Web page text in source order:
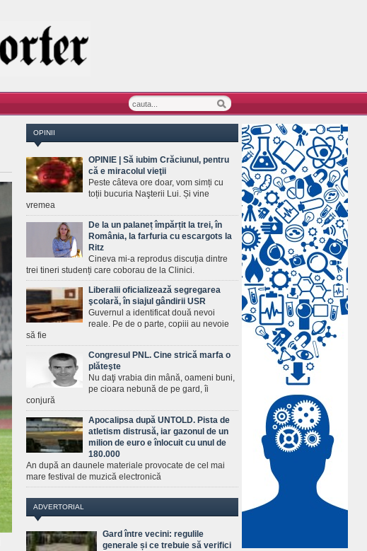
OPINII
OPINIE | Să iubim Crăciunul, pentru
că e miracolul vieţii
Peste câteva ore doar, vom simți cu
toții bucuria Naşterii Lui. Și vine
vremea
De la un palaneț împărțit la trei, în
România, la farfuria cu escargots la
Ritz
Cineva mi-a reprodus discuția dintre
trei tineri studenți care coborau de la Clinici.
Liberalii oficializează segregarea
şcolară, în siajul gândirii USR
Guvernul a identificat două nevoi
reale. Pe de o parte, copiii au nevoie
să fie
Congresul PNL. Cine strică marfa o
plăteşte
Nu daţi vrabia din mână, oameni buni,
pe cioara nebună de pe gard, îi
conjură
Apocalipsa după UNTOLD. Pista de
atletism distrusă, iar gazonul de un
milion de euro e înlocuit cu unul de
180.000
An după an daunele materiale provocate de cel mai
mare festival de muzică electronică
ADVERTORIAL
Gard între vecini: regulile
generale și ce trebuie să verifici